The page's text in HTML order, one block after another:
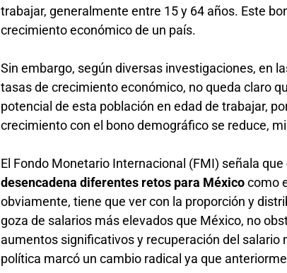
trabajar, generalmente entre 15 y 64 años. Este
crecimiento económico de un país.
Sin embargo, según diversas investigaciones, en
tasas de crecimiento económico, no queda claro
potencial de esta población en edad de trabajar,
crecimiento con el bono demográfico se reduce,
El Fondo Monetario Internacional (FMI) señala que
desencadena diferentes retos para Méxicocomo
obviamente, tiene que ver con la proporción y
goza de salarios más elevados que México, no
aumentos significativos y recuperación del salario
política marcó un cambio radical ya que